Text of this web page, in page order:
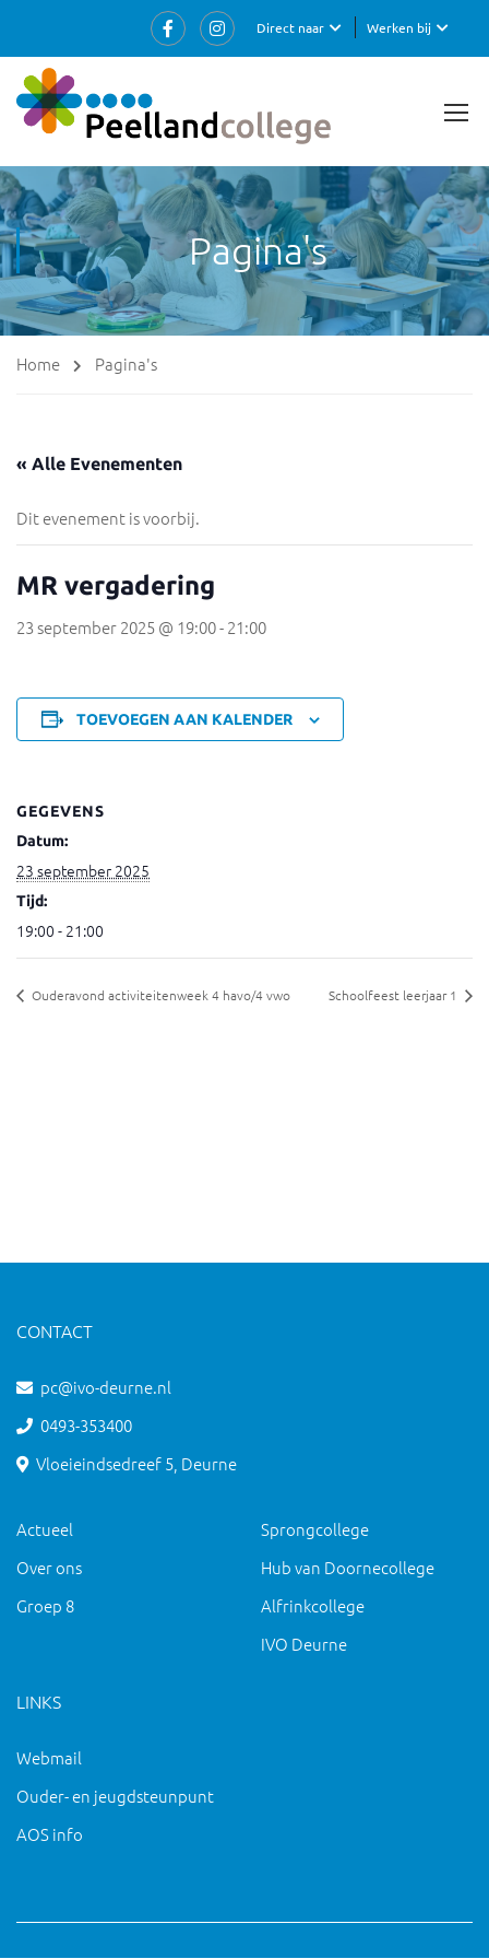
Werken bij
Direct naar
Pagina's
Home Pagina's
« Alle Evenementen
Dit evenement is voorbij.
MR vergadering
23 september 2025 @ 19:00-21:00
TOEVOEGEN AAN KALENDER
GEGEVENS
Datum:
23 september 2025
Tijd:
19:00 - 21:00
Ouderavond activiteitenweek 4 havo/4 vwo Schoolfeest leerjaar 1
CONTACT
pc@ivo-deurne.nl
0493-353400
Vloeieindsedreef 5, Deurne
Actueel
Over ons
Groep 8
Sprongcollege
Hub van Doornecollege
Alfrinkcollege
IVO Deurne
LINKS
Webmail
Ouder- en jeugdsteunpunt
AOS info